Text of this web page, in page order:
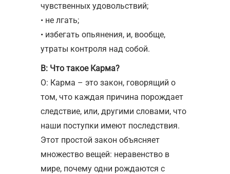
чувственных удовольствий;
• не лгать;
• избегать опьянения, и, вообще,
утраты контроля над собой.
В: Что такое Карма?
О: Карма – это закон, говорящий о
том, что каждая причина порождает
следствие, или, другими словами, что
наши поступки имеют последствия.
Этот простой закон объясняет
множество вещей: неравенство в
мире, почему одни рождаются с